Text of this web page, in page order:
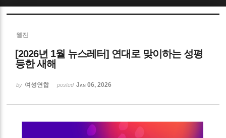
웹진
[2026년 1월 뉴스레터] 연대로 맞이하는 성평
등한 새해
by 여성연합 posted Jan 06, 2026
Sketchbook5, 스케치북5
Sketchbook5, 스케치북5